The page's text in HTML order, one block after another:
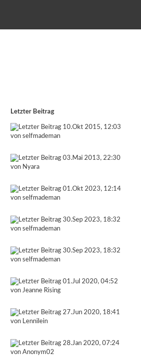
Letzter Beitrag
10.Okt 2015, 12:03
von selfmademan
03.Mai 2013, 22:30
von Nyara
01.Okt 2023, 12:14
von selfmademan
30.Sep 2023, 18:32
von selfmademan
30.Sep 2023, 18:32
von selfmademan
01.Jul 2020, 04:52
von Jeanne Rising
27.Jun 2020, 18:41
von Lennilein
28.Jan 2020, 07:24
von Anonym02